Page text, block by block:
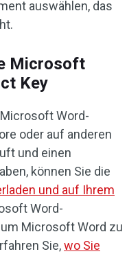
auswählen, das
Microsoft
Key
Word-
oder auf anderen
und einen
können Sie die
und auf Ihrem
Word-
Microsoft Word zu
Sie,wo Sie